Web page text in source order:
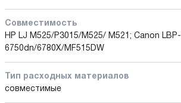
Совместимость
HP LJ M525/P3015/M525/ M521; Canon LBP-
6750dn/6780X/MF515DW
Тип расходных материалов
совместимые